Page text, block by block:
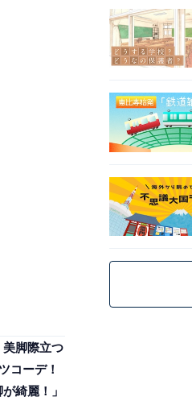
脚際立つ
コーデ！
綺麗！」